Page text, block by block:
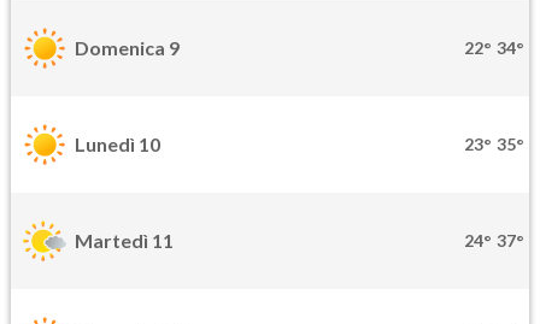
Domenica 9 22° 34°
Lunedì 10 23° 35°
Martedì 11 24° 37°